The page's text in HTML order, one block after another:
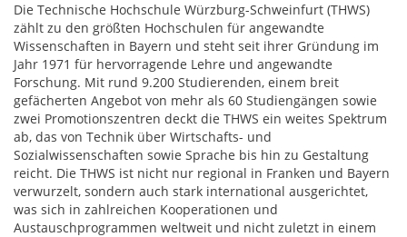
Die Technische Hochschule Würzburg-Schweinfurt (THWS)
zählt zu den größten Hochschulen für angewandte
Wissenschaften in Bayern und steht seit ihrer Gründung im
Jahr 1971 für hervorragende Lehre und angewandte
Forschung. Mit rund 9.200 Studierenden, einem breit
gefächerten Angebot von mehr als 60 Studiengängen sowie
zwei Promotionszentren deckt die THWS ein weites Spektrum
ab, das von Technik über Wirtschafts- und
Sozialwissenschaften sowie Sprache bis hin zu Gestaltung
reicht. Die THWS ist nicht nur regional in Franken und Bayern
verwurzelt, sondern auch stark international ausgerichtet,
was sich in zahlreichen Kooperationen und
Austauschprogrammen weltweit und nicht zuletzt in einem